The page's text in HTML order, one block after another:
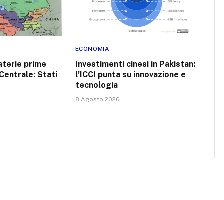
prime
Stati
ECONOMIA
Investimenti cinesi in Pakistan:
l’ICCI punta su innovazione e
tecnologia
8 Agosto 2026